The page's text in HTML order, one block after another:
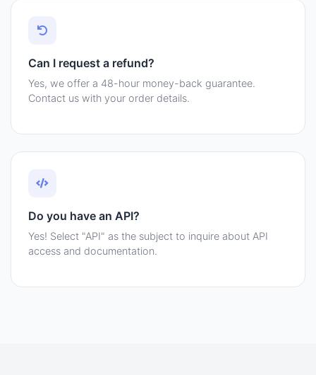
Can I request a refund?
Yes, we offer a 48-hour money-back guarantee.
Contact us with your order details.
Do you have an API?
Yes! Select "API" as the subject to inquire about API
access and documentation.